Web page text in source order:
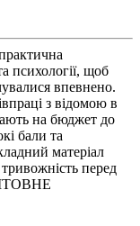
психології, щоб
впевнено.
з відомою в
на бюджет до
бали та
матеріал
перед